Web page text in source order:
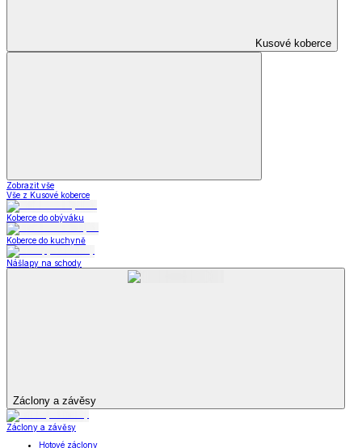
Kusové koberce
Zobrazit vše
Vše z Kusové koberce
Koberce do obýváku
Koberce do kuchyně
Nášlapy na schody
Záclony a závěsy
Záclony a závěsy
Hotové záclony